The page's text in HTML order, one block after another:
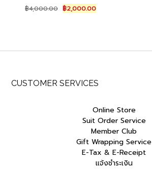
฿4,000.00 Original
price
฿2,000.00Current
price
CUSTOMER SERVICES
Online Store
Suit Order Service
Member Club
Gift Wrapping Service
E-Tax & E-Receipt
แจ้งชำระเงิน